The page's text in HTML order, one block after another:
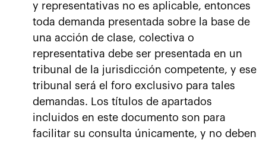
y representativas no es aplicable, entonces
toda demanda presentada sobre la base de
una acción de clase, colectiva o
representativa debe ser presentada en un
tribunal de la jurisdicción competente, y ese
tribunal será el foro exclusivo para tales
demandas. Los títulos de apartados
incluidos en este documento son para
facilitar su consulta únicamente, y no deben